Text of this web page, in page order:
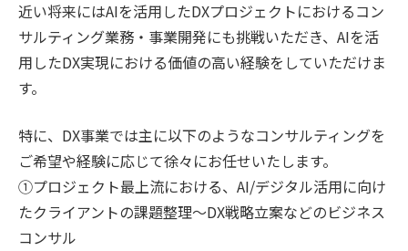
近い将来にはAIを活用したDXプロジェクトにおけるコン
サルティング業務・事業開発にも挑戦いただき、AIを活
用したDX実現における価値の高い経験をしていただけま
す。
特に、DX事業では主に以下のようなコンサルティングを
ご希望や経験に応じて徐々にお任せいたします。
①プロジェクト最上流における、AI/デジタル活用に向け
たクライアントの課題整理～DX戦略立案などのビジネス
コンサル